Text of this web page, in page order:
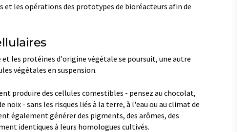
les opérations des prototypes de bioréacteurs afin de
et les protéines d'origine végétale se poursuit, une autre
végétales en suspension.
produire des cellules comestibles - pensez au chocolat,
noix - sans les risques liés à la terre, à l'eau ou au climat de
également générer des pigments, des arômes, des
identiques à leurs homologues cultivés.